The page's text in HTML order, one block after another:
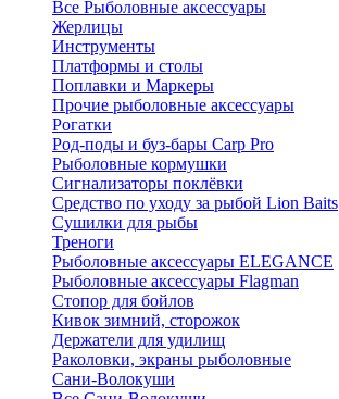
Все Рыболовные аксессуары
Жерлицы
Инструменты
Платформы и столы
Поплавки и Маркеры
Прочие рыболовные аксессуары
Рогатки
Род-поды и буз-бары Carp Pro
Рыболовные кормушки
Сигнализаторы поклёвки
Средство по уходу за рыбой Lion Baits
Сушилки для рыбы
Треноги
Рыболовные аксессуары ELEGANCE
Рыболовные аксессуары Flagman
Стопор для бойлов
Кивок зимний, сторожок
Держатели для удилищ
Раколовки, экраны рыболовные
Сани-Волокуши